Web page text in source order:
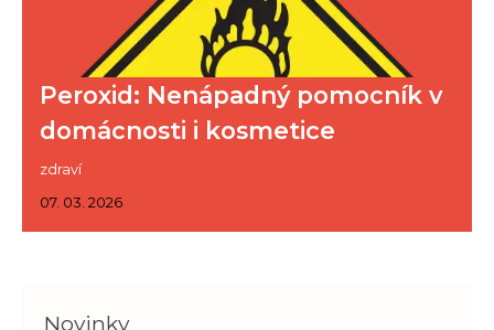
Peroxid: Nenápadný pomocník v
domácnosti i kosmetice
zdraví
07. 03. 2026
Novinky